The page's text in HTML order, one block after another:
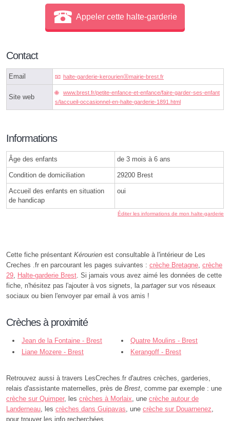
Appeler cette halte-garderie
Contact
Email halte-garderie-kerourienⓐmairie-brest.fr
Site web
www.brest.fr/petite-enfance-et-enfance/faire-garder-ses-enfant
s/laccueil-occasionnel-en-halte-garderie-1891.html
Informations
Âge des enfants de 3 mois à 6 ans
Condition de domiciliation 29200 Brest
Accueil des enfants en situation
de handicap
oui
Éditer les informations de mon halte-garderie
Cette fiche présentant Kérourien est consultable à l'intérieur de Les
Creches .fr en parcourant les pages suivantes : crèche Bretagne, crèche
29, Halte-garderie Brest. Si jamais vous avez aimé les données de cette
fiche, n'hésitez pas l'ajouter à vos signets, la partagersur vos réseaux
sociaux ou bien l'envoyer par email à vos amis !
Crèches à proximité
Jean de la Fontaine - Brest
Quatre Moulins - Brest
Liane Mozere - Brest
Kerangoff - Brest
Retrouvez aussi à travers LesCreches.fr d'autres crèches, garderies,
relais d'assistante maternelles, près de Brest, comme par exemple : une
crèche sur Quimper, les crèches à Morlaix, une crèche autour de
Landerneau, les crèches dans Guipavas, une crèche sur Douarnenez,
pour trouver les info recherchées.